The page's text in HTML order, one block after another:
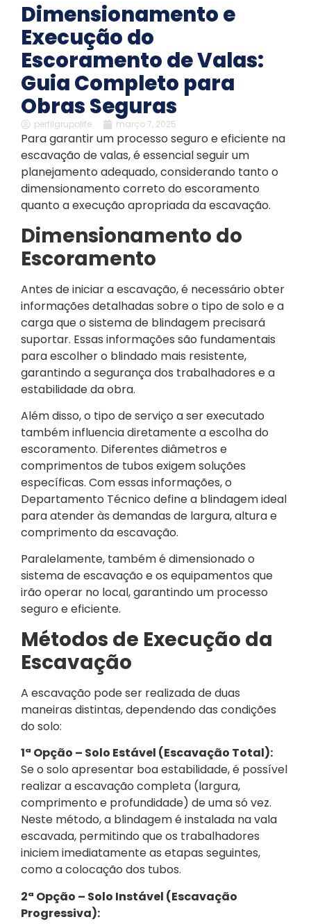
Dimensionamento e
Execução do
Escoramento de Valas:
Guia Completo para
Obras Seguras
perfilgrupolife março 7, 2025
Para garantir um processo seguro e eficiente na
escavação de valas, é essencial seguir um
planejamento adequado, considerando tanto o
dimensionamento correto do escoramento
quanto a execução apropriada da escavação.
Dimensionamento do
Escoramento
Antes de iniciar a escavação, é necessário obter
informações detalhadas sobre o tipo de solo e a
carga que o sistema de blindagem precisará
suportar. Essas informações são fundamentais
para escolher o blindado mais resistente,
garantindo a segurança dos trabalhadores e a
estabilidade da obra.
Além disso, o tipo de serviço a ser executado
também influencia diretamente a escolha do
escoramento. Diferentes diâmetros e
comprimentos de tubos exigem soluções
específicas. Com essas informações, o
Departamento Técnico define a blindagem ideal
para atender às demandas de largura, altura e
comprimento da escavação.
Paralelamente, também é dimensionado o
sistema de escavação e os equipamentos que
irão operar no local, garantindo um processo
seguro e eficiente.
Métodos de Execução da
Escavação
A escavação pode ser realizada de duas
maneiras distintas, dependendo das condições
do solo:
1ª Opção – Solo Estável (Escavação Total):
Se o solo apresentar boa estabilidade, é possível
realizar a escavação completa (largura,
comprimento e profundidade) de uma só vez.
Neste método, a blindagem é instalada na vala
escavada, permitindo que os trabalhadores
iniciem imediatamente as etapas seguintes,
como a colocação dos tubos.
2ª Opção – Solo Instável (Escavação
Progressiva):